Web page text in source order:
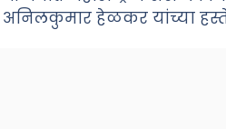
हेळकर यांच्या